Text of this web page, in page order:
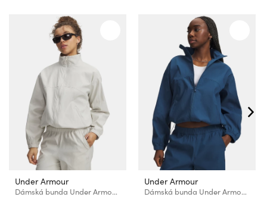
Under Armour
Dámská bunda Under Armour Unstoppable Wvn FZ
Under Armour
Dámská bunda Under Armour Unstoppable Wvn FZ